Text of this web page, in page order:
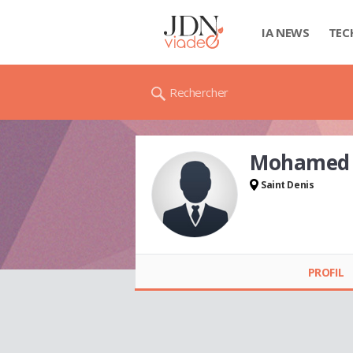
IA NEWS
Rechercher
Saint Denis
PROFIL